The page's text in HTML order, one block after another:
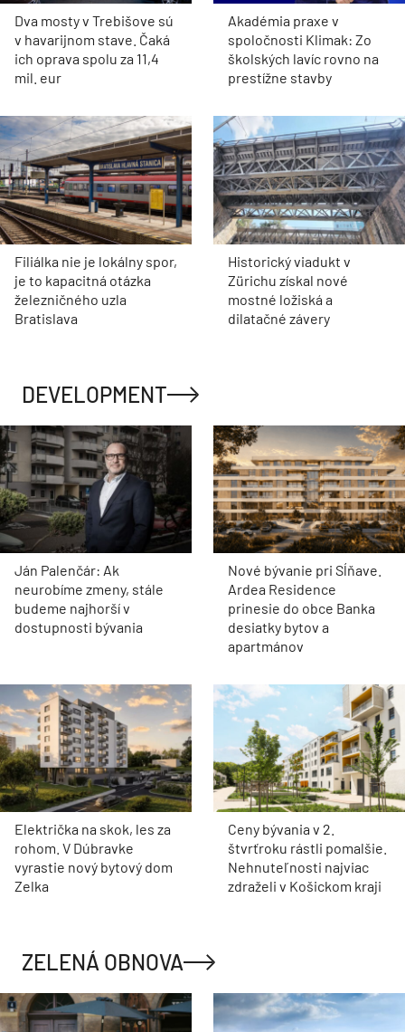
Dva mosty v Trebišove sú
v havarijnom stave. Čaká
ich oprava spolu za 11,4
mil. eur
Akadémia praxe v
spoločnosti Klimak: Zo
školských lavíc rovno na
prestížne stavby
Filiálka nie je lokálny spor,
je to kapacitná otázka
železničného uzla
Bratislava
Historický viadukt v
Zürichu získal nové
mostné ložiská a
dilatačné závery
DEVELOPMENT
Ján Palenčár: Ak
neurobíme zmeny, stále
budeme najhorší v
dostupnosti bývania
Nové bývanie pri Sĺňave.
Ardea Residence
prinesie do obce Banka
desiatky bytov a
apartmánov
Električka na skok, les za
rohom. V Dúbravke
vyrastie nový bytový dom
Zelka
Ceny bývania v 2.
štvrťroku rástli pomalšie.
Nehnuteľnosti najviac
zdraželi v Košickom kraji
ZELENÁ OBNOVA